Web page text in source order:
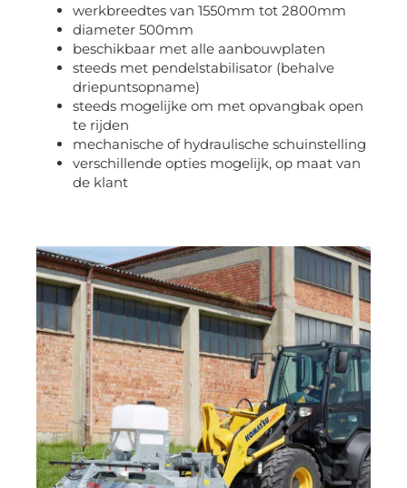
werkbreedtes van 1550mm tot 2800mm
diameter 500mm
beschikbaar met alle aanbouwplaten
steeds met pendelstabilisator (behalve
driepuntsopname)
steeds mogelijke om met opvangbak open
te rijden
mechanische of hydraulische schuinstelling
verschillende opties mogelijk, op maat van
de klant